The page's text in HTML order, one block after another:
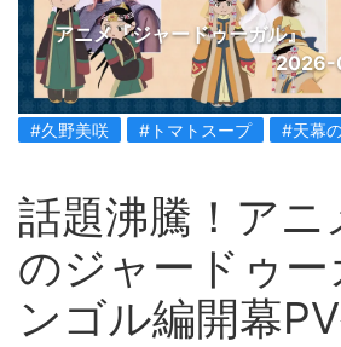
アニメ『ジャードゥーガル』
2026-
#久野美咲 #トマトスープ #天幕
話題沸騰！アニ
のジャードゥー
ンゴル編開幕